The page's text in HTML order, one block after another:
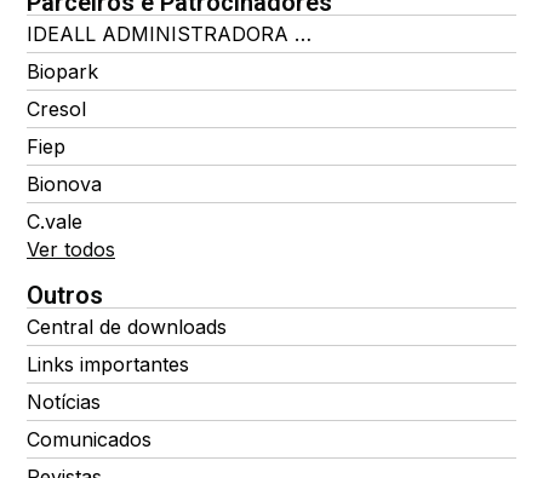
IDEALL ADMINISTRADORA DE BENEFÍCIOS
Biopark
Cresol
Fiep
Bionova
C.vale
Ver todos
Outros
Central de downloads
Links importantes
Notícias
Comunicados